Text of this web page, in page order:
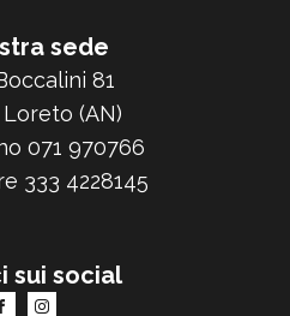
sede
81
(AN)
071 970766
333 4228145
sui social